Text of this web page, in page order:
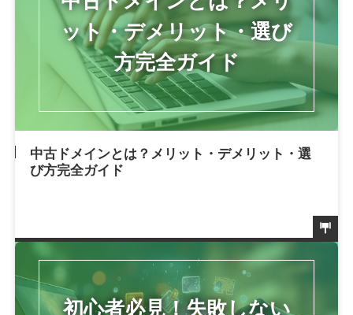
中古ドメインとは？メリット・デメリット・選
び方完全ガイド